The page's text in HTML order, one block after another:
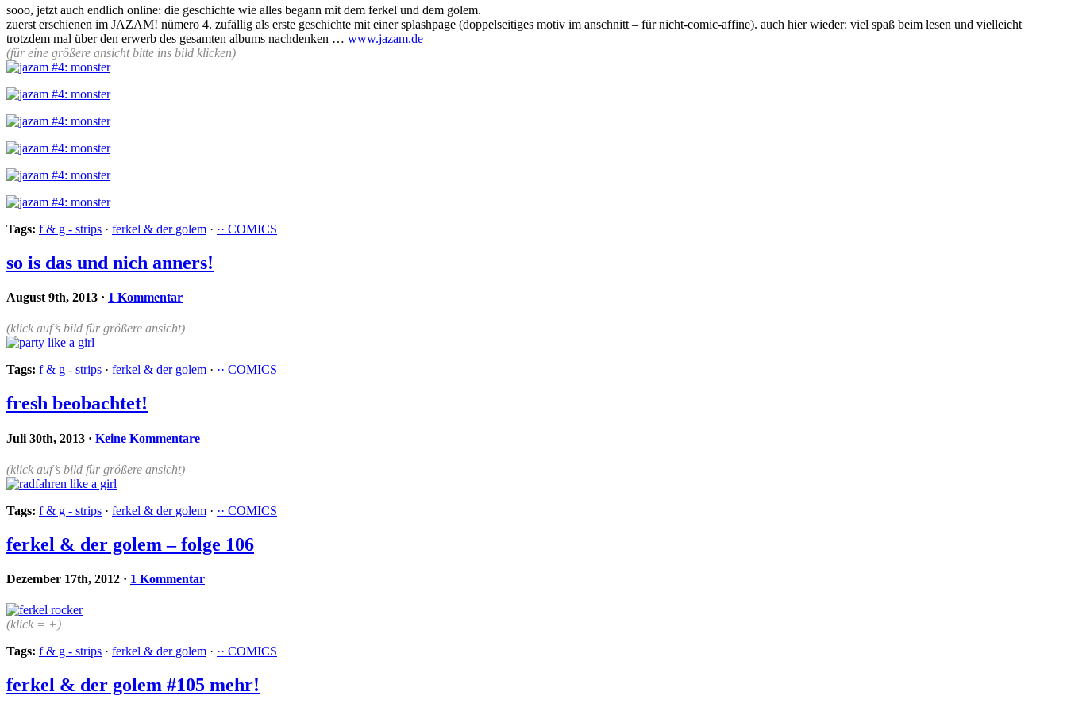
sooo, jetzt auch endlich online: die geschichte wie alles begann mit dem ferkel und dem golem.
zuerst erschienen im JAZAM! nümero 4. zufällig als erste geschichte mit einer splashpage (doppelseitiges motiv im anschnitt – für nicht-comic-affine). auch hier wieder: viel spaß beim lesen und vielleicht
trotzdem mal über den erwerb des gesamten albums nachdenken … www.jazam.de
(für eine größere ansicht bitte ins bild klicken)
Tags: f & g - strips · ferkel & der golem · ·· COMICS
so is das und nich anners!
August 9th, 2013 · 1 Kommentar
(klick auf’s bild für größere ansicht)
Tags: f & g - strips · ferkel & der golem · ·· COMICS
fresh beobachtet!
Juli 30th, 2013 · Keine Kommentare
(klick auf’s bild für größere ansicht)
Tags: f & g - strips · ferkel & der golem · ·· COMICS
ferkel & der golem – folge 106
Dezember 17th, 2012 · 1 Kommentar
(klick = +)
Tags: f & g - strips · ferkel & der golem · ·· COMICS
ferkel & der golem #105 mehr!